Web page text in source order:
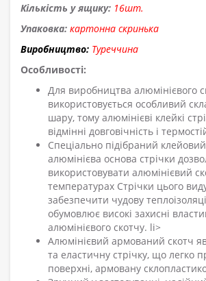
Кількість у ящику: 16шт.
Упаковка: картонна скринька
Виробництво: Туреччина
Особливості:
Для виробництва алюмінієвого
використовується особливий
шару, тому алюмінієві клейкі
відмінні довговічність і
Спеціально підібраний
алюмінієва основа стрічки
використовувати алюмінієвий
температурах Стрічки цього
забезпечити чудову
обумовлює високі захисні
алюмінієвого скотчу. li>
Алюмінієвий армований скотч
та еластичну стрічку, що легко
поверхні, армовану